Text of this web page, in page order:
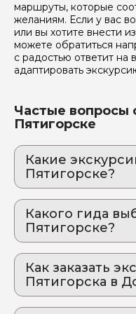
маршруты, которые
желаниям. Если у вас
или вы хотите внести
можете обратиться
с радостью ответит
адаптировать
Частые вопросы
Пятигорске
Какие
Пятигорске?
Минеральных Вод
Культурно-
лечебных городов
2. От Лермонтова
необычная
Романтика старого
литературные
Какого гида
Пятигорске?
2. Наталья.Щ 545
3. Кирилл.З 185
4. Родион.У 349
Как заказать
Пятигорска в